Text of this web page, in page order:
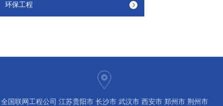
环保工程
全国联网工程公司 江苏贵阳市 长沙市 武汉市 西安市 郑州市 荆州市